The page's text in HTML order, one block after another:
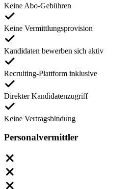
Keine Abo-Gebühren
Keine Vermittlungsprovision
Kandidaten bewerben sich aktiv
Recruiting-Plattform inklusive
Direkter Kandidatenzugriff
Keine Vertragsbindung
Personalvermittler